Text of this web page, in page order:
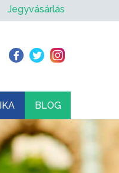
Jegyvásárlás
BLOG